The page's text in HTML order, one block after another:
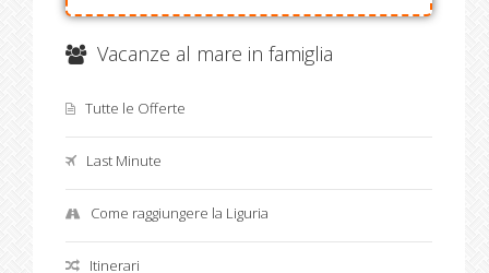
Vacanze al mare in famiglia
Tutte le Offerte
Last Minute
Come raggiungere la Liguria
Itinerari